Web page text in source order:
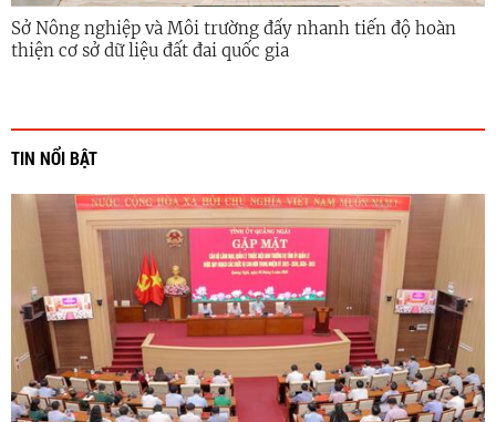
Sở Nông nghiệp và Môi trường đẩy nhanh tiến độ hoàn
thiện cơ sở dữ liệu đất đai quốc gia
TIN NỔI BẬT